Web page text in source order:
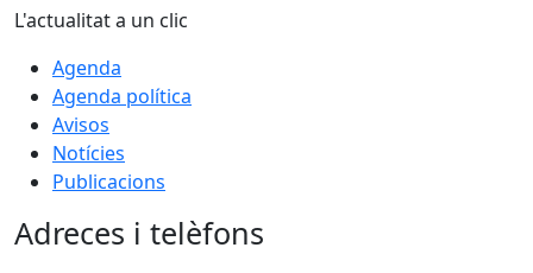
L'actualitat a un clic
Agenda
Agenda política
Avisos
Notícies
Publicacions
Adreces i telèfons